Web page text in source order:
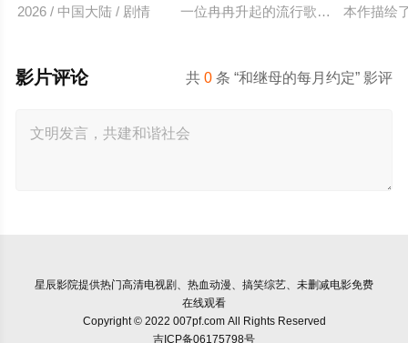
2026 / 中国大陆 / 剧情 一位冉冉升起的流行歌手在为她的巡
本作描绘
共0 条 “和继母的每月约定” 影评
影片评论
星辰影院提供热门高清电视剧、热血动漫、搞笑综艺、未删减电影免费
在线观看
Copyright © 2022 007pf.com All Rights Reserved
吉ICP备06175798号